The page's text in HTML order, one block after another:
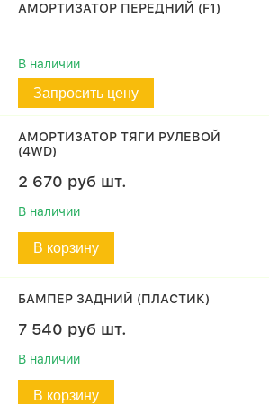
АМОРТИЗАТОР ПЕРЕДНИЙ (F1)
В наличии
Запросить цену
АМОРТИЗАТОР ТЯГИ РУЛЕВОЙ
(4WD)
2 670 руб шт.
В наличии
В корзину
БАМПЕР ЗАДНИЙ (ПЛАСТИК)
7 540 руб шт.
В наличии
В корзину